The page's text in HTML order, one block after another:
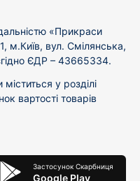
«Прикраси
м.Київ, вул. Смілянська,
ЄДР – 43665334.
у розділі
вартості товарів
Застосунок Скарбниця
Google Play